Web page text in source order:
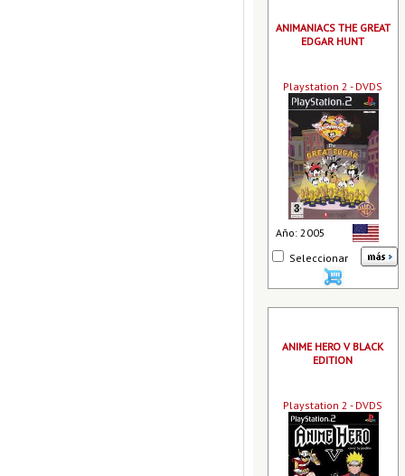
ANIMANIACS THE GREAT
EDGAR HUNT
Playstation 2 - DVDS
Año: 2005
Seleccionar
ANIME HERO V BLACK
EDITION
Playstation 2 - DVDS